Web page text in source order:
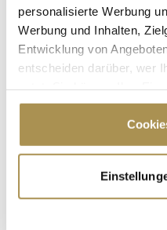
personalisierte Werbung
Werbung und Inhalten,
Entwicklung von
entscheiden darüber, wer
Cookie-Erklärung oder
Trigger Symbol ändern
Informationen über
erfassen, welche bis